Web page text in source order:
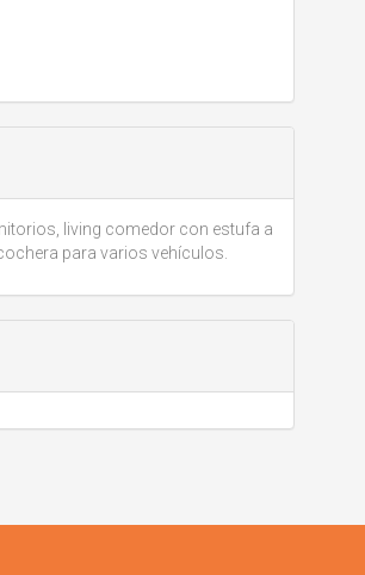
living comedor con estufa a
para varios vehículos.